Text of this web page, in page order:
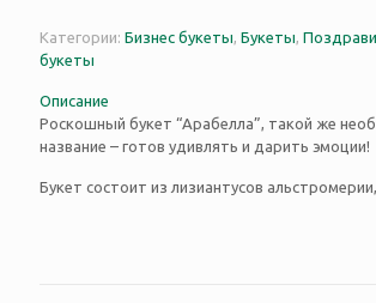
Категории: Бизнес букеты, Букеты,
букеты
Описание
Роскошный букет “Арабелла”, такой же
название – готов удивлять и дарить эмоции!
Букет состоит из лизиантусов